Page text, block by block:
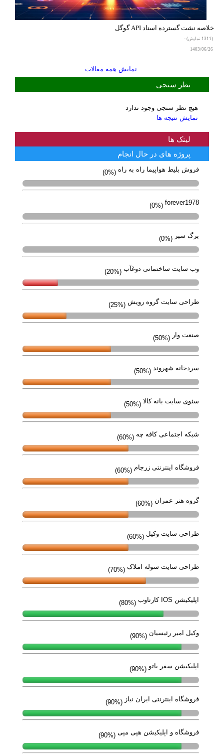
خلاصه نشت گسترده اسناد API گوگل
(1311 نمایش) -
1403/06/26
نمایش همه مقالات
نظر سنجی
هیچ نظر سنجی وجود ندارد
نمایش نتیجه ها
لینک ها
پروژه های در حال انجام
فروش بلیط هواپیما راه به راه (0%)
forever1978
(0%)
برگ سبز (0%)
وب سایت ساختمانی دوغآب (20%)
طراحی سایت گروه رویش (25%)
صنعت وار (50%)
سردخانه شهروند (50%)
سئوی سایت بانه کالا (50%)
شبکه اجتماعی کافه چه (60%)
فروشگاه اینترنتی زرجام (60%)
گروه هنر عمران (60%)
طراحی سایت وکیل (60%)
طراحی سایت سوله املاک (70%)
اپلیکیشن IOS کارناوب (80%)
وکیل امیر رئیسیان (90%)
اپلیکیشن سفر باتو (90%)
فروشگاه اینترنتی ایران نیاز (90%)
فروشگاه و اپلیکیشن هپی مپی (90%)